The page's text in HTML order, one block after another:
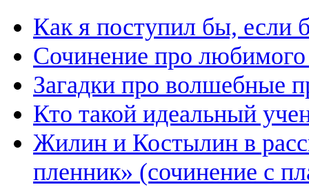
Как я поступил бы,
Сочинение про
Загадки про волшебные
Кто такой идеальный
Жилин и Костылин в
пленник» (сочинение с